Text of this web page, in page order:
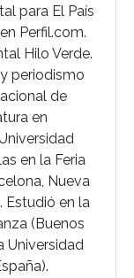
para El País
Perfil.com.
Hilo Verde.
periodismo
de
en
en la Feria
Nueva
Estudió en la
(Buenos
Universidad